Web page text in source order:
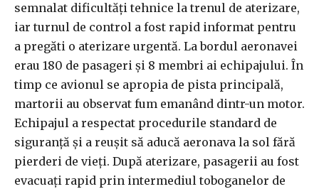
semnalat dificultăți tehnice la trenul de aterizare,
iar turnul de control a fost rapid informat pentru
a pregăti o aterizare urgentă. La bordul aeronavei
erau 180 de pasageri și 8 membri ai echipajului. În
timp ce avionul se apropia de pista principală,
martorii au observat fum emanând dintr-un motor.
Echipajul a respectat procedurile standard de
siguranță și a reușit să aducă aeronava la sol fără
pierderi de vieți. După aterizare, pasagerii au fost
evacuați rapid prin intermediul toboganelor de